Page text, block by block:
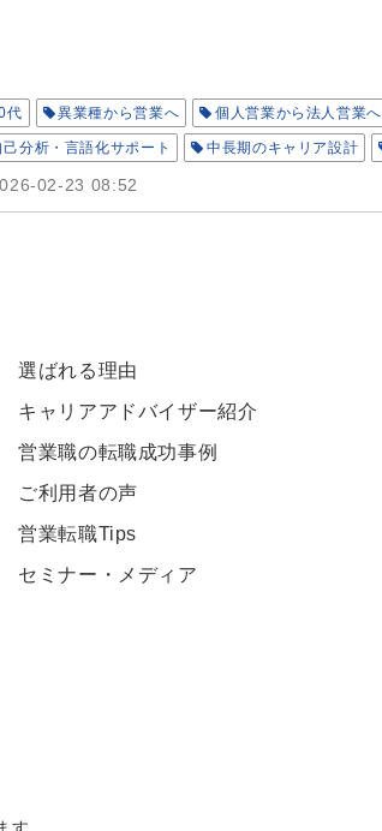
代 異業種から営業へ 個人営業から法人営業へ
己分析・言語化サポート 中長期のキャリア設計
イフイベントとの両立
当：足立 担当：近藤
02-23 08:52
選ばれる理由
キャリアアドバイザー紹介
営業職の転職成功事例
ご利用者の声
営業転職Tips
セミナー・メディア